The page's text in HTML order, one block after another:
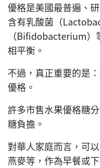
優格是美國最普遍、
含有乳酸菌（
（Bifidobacterium）
相平衡。
不過，真正重要的是
優格。
許多市售水果優格糖
糖負擔。
對華人家庭而言，可
燕麥等，作為早餐或